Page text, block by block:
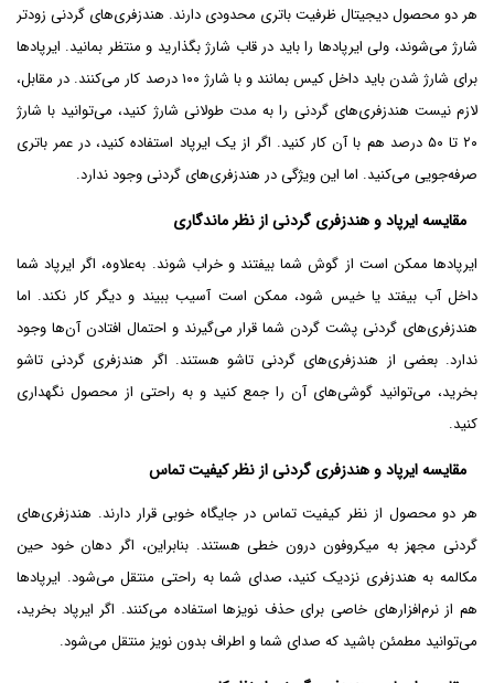
هر دو محصول دیجیتال ظرفیت باتری محدودی دارند. هندزفری‌های گردنی زودتر
شارژ می‌شوند، ولی ایرپادها را باید در قاب شارژ بگذارید و منتظر بمانید. ایرپادها
برای شارژ شدن باید داخل کیس بمانند و با شارژ ۱۰۰ درصد کار می‌کنند. در مقابل،
لازم نیست هندزفری‌های گردنی را به مدت طولانی شارژ کنید، می‌توانید با شارژ
۲۰ تا ۵۰ درصد هم با آن کار کنید. اگر از یک ایرپاد استفاده کنید، در عمر باتری
صرفه‌جویی می‌کنید. اما این ویژگی در هندزفری‌های گردنی وجود ندارد.
مقایسه ایرپاد و هندزفری گردنی از نظر ماندگاری
ایرپادها ممکن است از گوش شما بیفتند و خراب شوند. به‌علاوه، اگر ایرپاد شما
داخل آب بیفتد یا خیس شود، ممکن است آسیب ببیند و دیگر کار نکند. اما
هندزفری‌های گردنی پشت گردن شما قرار می‌گیرند و احتمال افتادن آن‌ها وجود
ندارد. بعضی از هندزفری‌های گردنی تاشو هستند. اگر هندزفری گردنی تاشو
بخرید، می‌توانید گوشی‌های آن را جمع کنید و به راحتی از محصول نگهداری
کنید.
مقایسه ایرپاد و هندزفری گردنی از نظر کیفیت تماس
هر دو محصول از نظر کیفیت تماس در جایگاه خوبی قرار دارند. هندزفری‌های
گردنی مجهز به میکروفون درون خطی هستند. بنابراین، اگر دهان خود حین
مکالمه به هندزفری نزدیک کنید، صدای شما به راحتی منتقل می‌شود. ایرپادها
هم از نرم‌افزارهای خاصی برای حذف نویزها استفاده می‌کنند. اگر ایرپاد بخرید،
می‌توانید مطمئن باشید که صدای شما و اطراف بدون نویز منتقل می‌شود.